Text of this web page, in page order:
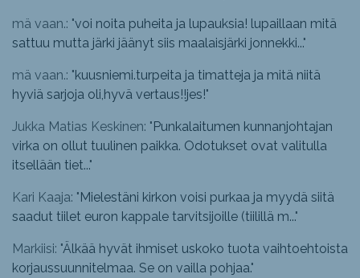
mä vaan.: "voi noita puheita ja lupauksia! lupaillaan mitä
sattuu mutta järki jäänyt siis maalaisjärki jonnekki..."
mä vaan.: "kuusniemi.turpeita ja timatteja ja mitä niitä
hyviä sarjoja oli,hyvä vertaus!!jes!"
Jukka Matias Keskinen: "Punkalaitumen kunnanjohtajan
virka on ollut tuulinen paikka. Odotukset ovat valitulla
itsellään tiet..."
Kari Kaaja: "Mielestäni kirkon voisi purkaa ja myydä siitä
saadut tiilet euron kappale tarvitsijoille (tiilillä m..."
Markiisi: "Älkää hyvät ihmiset uskoko tuota vaihtoehtoista
korjaussuunnitelmaa. Se on vailla pohjaa."